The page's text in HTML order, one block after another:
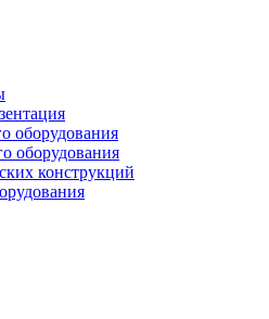
оборудования
оборудования
конструкций